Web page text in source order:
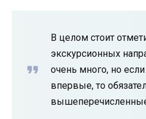
В целом стоит
экскурсионных
очень много, но
впервые, то